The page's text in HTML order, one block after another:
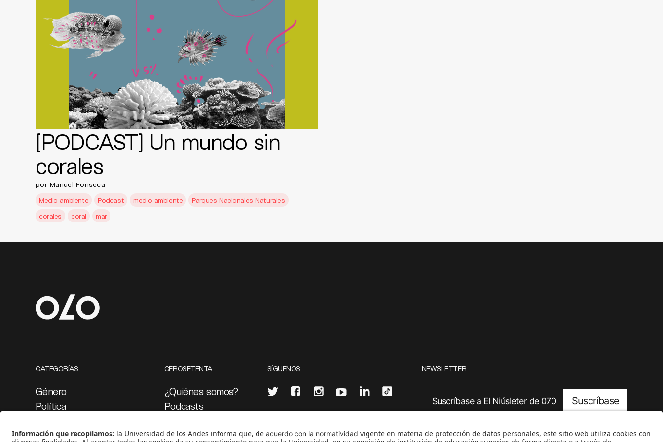
[PODCAST] Un mundo sin
corales
por Manuel Fonseca
Medio ambiente
Podcast medio ambiente
Parques Nacionales Naturales
corales
coral mar
CATEGORÍAS
Género
Política
Medio ambiente
CEROSETENTA
¿Quiénes somos?
Podcasts
Proyectos 070
SÍGUENOS NEWSLETTER
Suscríbase